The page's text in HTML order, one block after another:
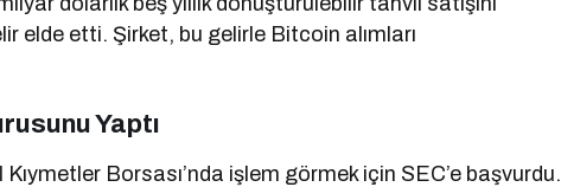
elde etti. Şirket, bu gelirle Bitcoin alımları
Yaptı
Borsası’nda işlem görmek için SEC’e başvurdu.